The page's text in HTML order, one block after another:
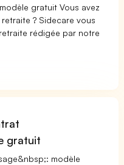
gratuit Vous avez
? Sidecare vous
rédigée par notre
gratuit
modèle